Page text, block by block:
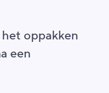
oppakken
een